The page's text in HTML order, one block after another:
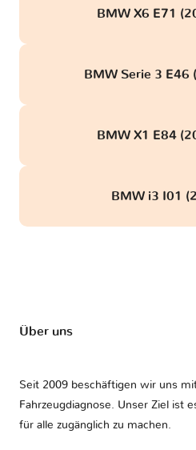
BMW X6 E71
BMW Serie 3 E46
BMW X1 E84
BMW i3 I01
Über uns
Seit 2009 beschäftigen wir uns
Fahrzeugdiagnose. Unser Ziel ist
für alle zugänglich zu machen.